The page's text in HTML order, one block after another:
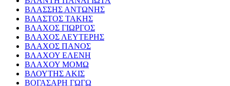
ΒΛΑΣΣΗΣ ΑΝΤΩΝΗΣ
ΒΛΑΣΤΟΣ ΤΑΚΗΣ
ΒΛΑΧΟΣ ΓΙΩΡΓΟΣ
ΒΛΑΧΟΣ ΛΕΥΤΕΡΗΣ
ΒΛΑΧΟΣ ΠΑΝΟΣ
ΒΛΑΧΟΥ ΕΛΕΝΗ
ΒΛΑΧΟΥ ΜΟΜΩ
ΒΛΟΥΤΗΣ ΑΚΙΣ
ΒΟΓΑΣΑΡΗ ΓΩΓΩ